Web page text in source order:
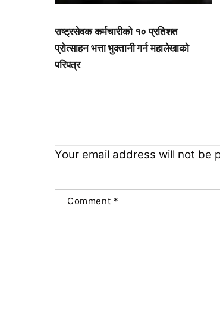
राष्ट्रसेवक कर्मचारीको १० प्रतिशत
प्रोत्साहन भत्ता भुक्तानी गर्न महालेखाको
परिपत्र
Your email address will not be
Comment *